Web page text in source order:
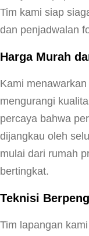
Tim kami siap
dan penjadwalan
Harga Murah
Kami
mengurangi
percaya bahwa
dijangkau oleh
mulai dari rumah
bertingkat.
Teknisi
Tim lapangan